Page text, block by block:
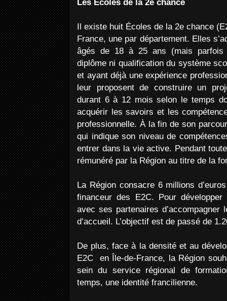
Les Écoles de la 2e chance
Il existe huit Écoles de la 2e chance
France, une par département. Elles
âgés de 18 à 25 ans (mais parfois
diplôme ni qualification du système
et ayant déjà une expérience
leur proposent de construire un
durant 6 à 12 mois selon le temps
acquérir les savoirs et les
professionnelle. À la fin de son
qui indique son niveau de
entrer dans la vie active. Pendant
rémunéré par la Région au titre de la
La Région consacre 6 millions
financeur des E2C. Pour
avec ses partenaires d’accompagner
d’accueil. L’objectif est de passé de
De plus, face à la densité et au
E2C en Île-de-France, la Région
sein du service régional de
temps, une identité francilienne.